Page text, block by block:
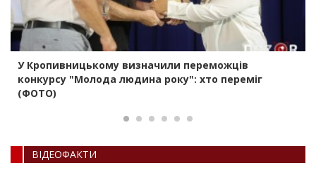
У Кропивницькому визначили переможців
конкурсу "Молода людина року": хто переміг
(ФОТО)
ВIДЕОФАКТИ